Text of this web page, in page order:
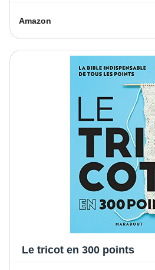
Amazon
Le tricot en 300 points